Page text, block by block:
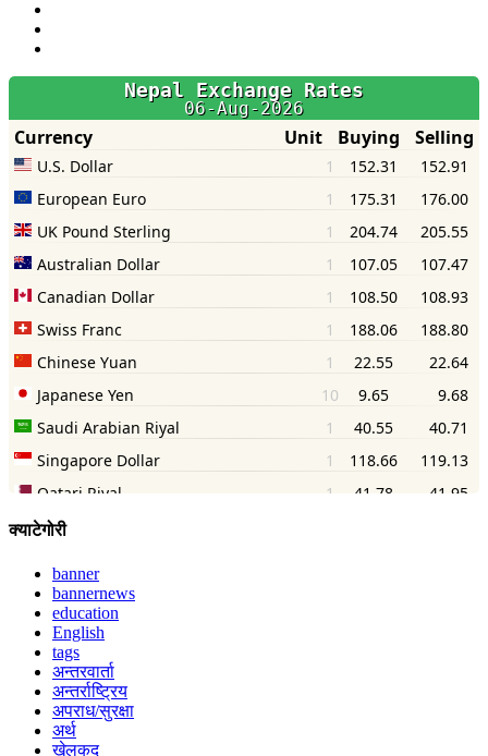
क्याटेगोरी
banner
bannernews
education
English
tags
अन्तरवार्ता
अन्तर्राष्ट्रिय
अपराध/सुरक्षा
अर्थ
खेलकुद